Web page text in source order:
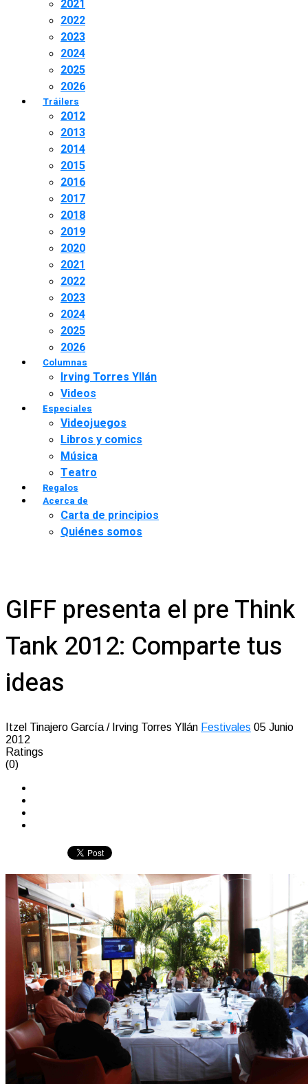
2021
2022
2023
2024
2025
2026
Tráilers
2012
2013
2014
2015
2016
2017
2018
2019
2020
2021
2022
2023
2024
2025
2026
Columnas
Irving Torres Yllán
Videos
Especiales
Videojuegos
Libros y comics
Música
Teatro
Regalos
Acerca de
Carta de principios
Quiénes somos
GIFF presenta el pre Think
Tank 2012: Comparte tus
ideas
Itzel Tinajero García / Irving Torres Yllán Festivales 05 Junio
2012
Ratings
(0)